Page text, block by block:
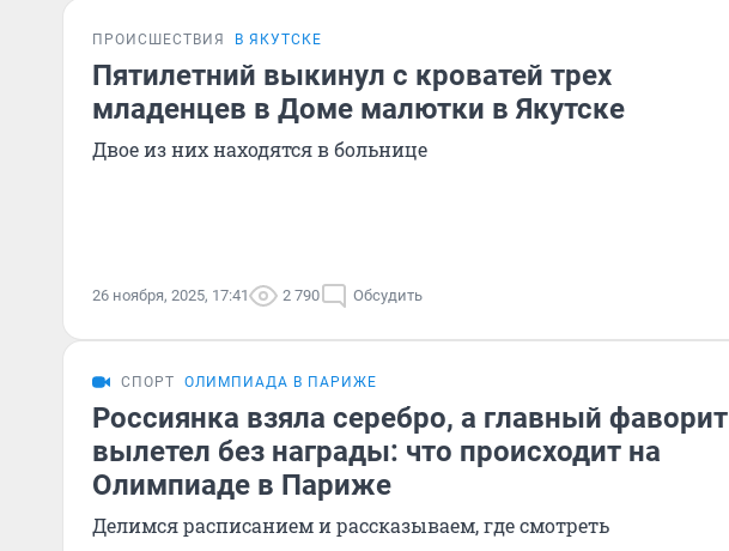
ПРОИСШЕСТВИЯ В ЯКУТСКЕ
Пятилетний выкинул с кроватей трех
младенцев в Доме малютки в Якутске
Двое из них находятся в больнице
26 ноября, 2025, 17:41 2 790 Обсудить
СПОРТ ОЛИМПИАДА В ПАРИЖЕ
Россиянка взяла серебро, а главный фаворит
вылетел без награды: что происходит на
Олимпиаде в Париже
Делимся расписанием и рассказываем, где смотреть